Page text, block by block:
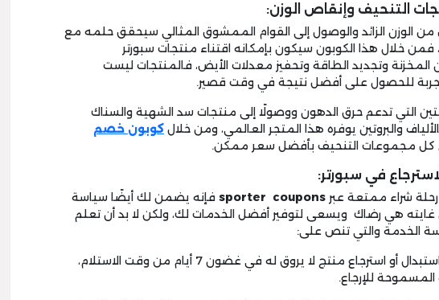
التنحيف وإنقاص الوزن:
الوزن الزائد والوصول إلى القوام الممشوق المثالي سيحقق حلمه مع
فمن خلال هذا الكوبون سيكون بإمكانه اقتناء منتجات سبورتر
وتجديد الطاقة وتحفيز معدلات الأيض، فالمنتجات ليست
للحصول على أفضل نتيجة في وقت قصير.
التي تدعم حرق الدهون ووصولًا إلى منتجات سد الشهية والسناك
والبروتين يوفره هذا المتجر العالمي، ومن خلال كوبون خصم
كل مجموعات التنحيف بأفضل سعر ممكن.
في سبورتر:
شراء ممتعة عبر sporter coupons فإنه يضمن لك أيضًا سياسة
غايته هي رضاك ويسعى لتوفير أفضل الخدمات لك، ولكن لا بد أن تعلم
الخدمة والتي تنص على:
1-أي عميل يمكنه طلب استبدال أو استرجاع منتج لا يروق له في غضون 7 أيام من وقت الاستلام،
للإرجاع.